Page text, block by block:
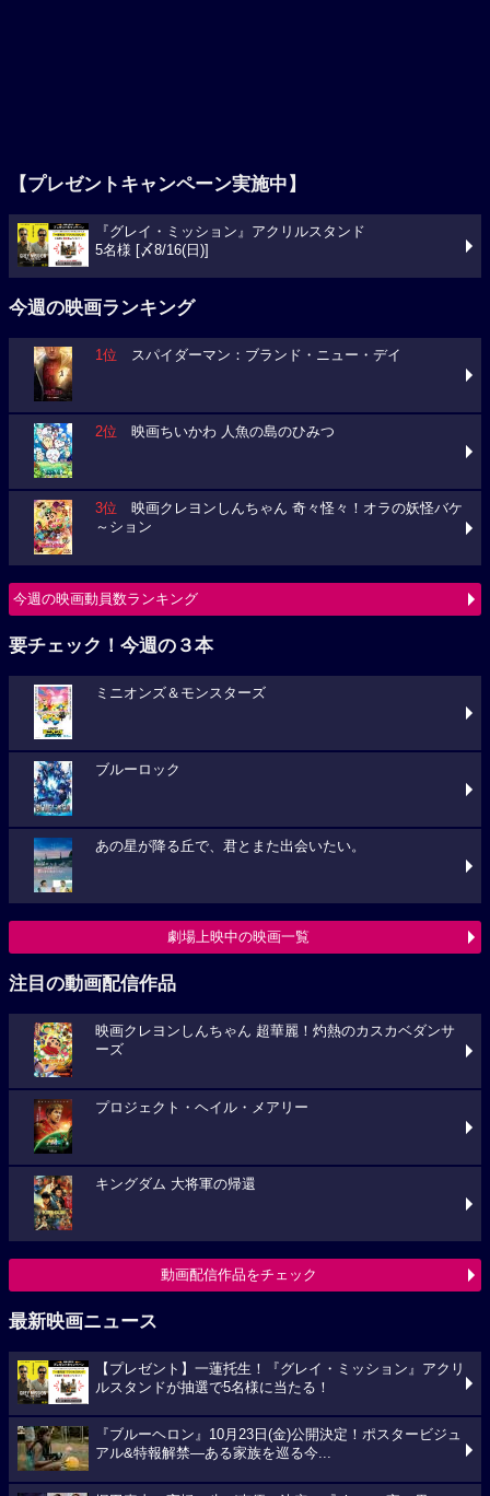
【プレゼントキャンペーン実施中】
『グレイ・ミッション』アクリルスタンド
5名様 [〆8/16(日)]
今週の映画ランキング
1位 スパイダーマン：ブランド・ニュー・デイ
2位 映画ちいかわ 人魚の島のひみつ
3位 映画クレヨンしんちゃん 奇々怪々！オラの妖怪バケ
～ション
今週の映画動員数ランキング
要チェック！今週の３本
ミニオンズ＆モンスターズ
ブルーロック
あの星が降る丘で、君とまた出会いたい。
劇場上映中の映画一覧
注目の動画配信作品
映画クレヨンしんちゃん 超華麗！灼熱のカスカベダンサ
ーズ
プロジェクト・ヘイル・メアリー
キングダム 大将軍の帰還
動画配信作品をチェック
最新映画ニュース
【プレゼント】一蓮托生！『グレイ・ミッション』アクリ
ルスタンドが抽選で5名様に当たる！
『ブルーヘロン』10月23日(金)公開決定！ポスタービジュ
アル&特報解禁―ある家族を巡る今...